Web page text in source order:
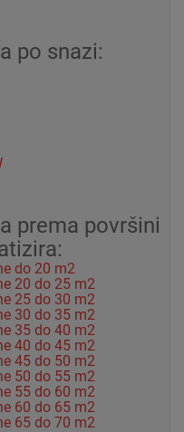
po snazi:
prema površini
do 20 m2
20 do 25 m2
25 do 30 m2
30 do 35 m2
35 do 40 m2
40 do 45 m2
45 do 50 m2
50 do 55 m2
55 do 60 m2
60 do 65 m2
65 do 70 m2